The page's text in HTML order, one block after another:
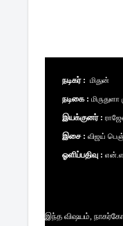
நடிகர் : மிதுன்
நடிகை : மிருதுளா
இயக்குனர் :
இசை : விஜய்
ஓளிப்பதிவு :
இந்த விஷயம்,